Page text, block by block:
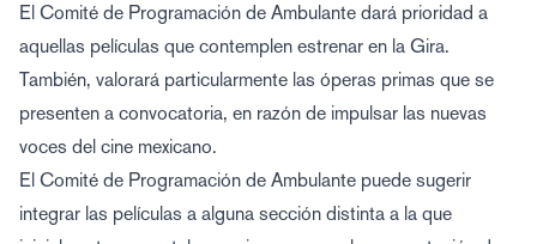
El Comité de Programación de Ambulante dará prioridad a
aquellas películas que contemplen estrenar en la Gira.
También, valorará particularmente las óperas primas que se
presenten a convocatoria, en razón de impulsar las nuevas
voces del cine mexicano.
El Comité de Programación de Ambulante puede sugerir
integrar las películas a alguna sección distinta a la que